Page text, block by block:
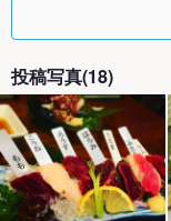
投稿写真(18)